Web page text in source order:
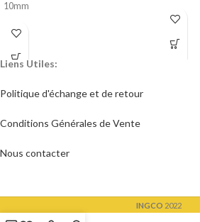
10mm
Liens Utiles:
Politique d'échange et de retour​
Conditions Générales de Vente
Nous contacter
INGCO 2022